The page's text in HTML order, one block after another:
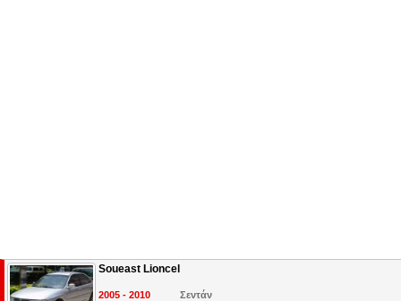
Soueast Lioncel
2005 - 2010
Σεντάν